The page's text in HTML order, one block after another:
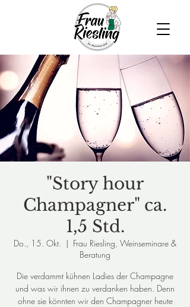
"Story hour
Champagner" ca.
1,5 Std.
Do., 15. Okt.
  |
Frau Riesling, Weinseminare &
Beratung
Die verdammt kühnen Ladies der Champagne
und was wir ihnen zu verdanken haben. Denn
ohne sie könnten wir den Champagner heute